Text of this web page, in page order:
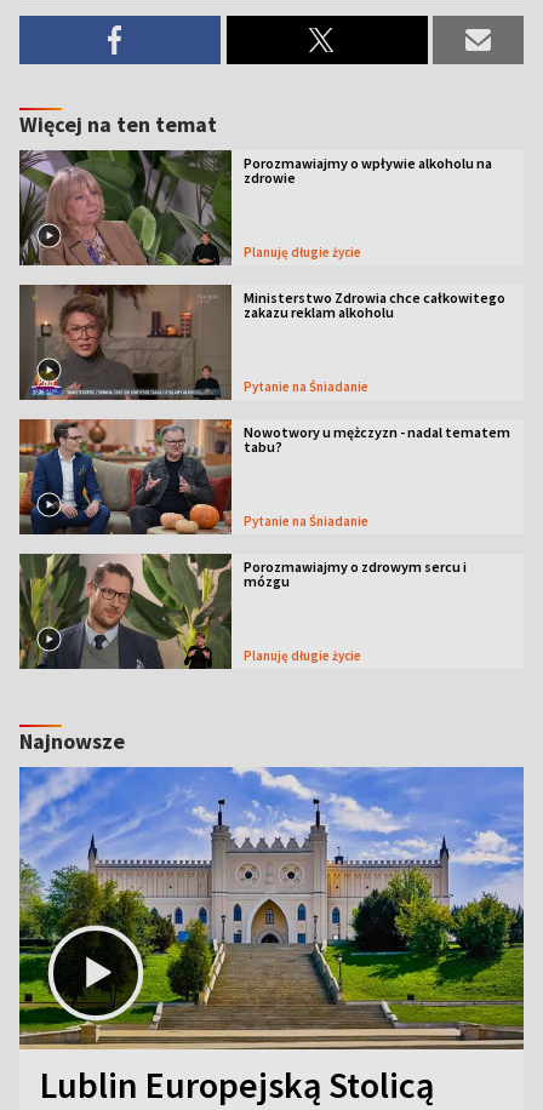
Więcej na ten temat
Porozmawiajmy o wpływie alkoholu na
zdrowie
Planuję długie życie
Ministerstwo Zdrowia chce całkowitego
zakazu reklam alkoholu
Pytanie na Śniadanie
Nowotwory u mężczyzn - nadal tematem
tabu?
Pytanie na Śniadanie
Porozmawiajmy o zdrowym sercu i
mózgu
Planuję długie życie
Najnowsze
Lublin Europejską Stolicą